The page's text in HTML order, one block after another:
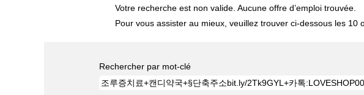
Votre recherche est non valide. Aucune offre d’emploi trouvée.
Pour vous assister au mieux, veuillez trouver ci-dessous les 10
Rechercher par mot-clé